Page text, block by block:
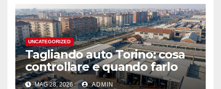
UNCATEGORIZED
Tagliando auto Torino: cosa
controllare e quando farlo
MAG 28, 2026 ADMIN